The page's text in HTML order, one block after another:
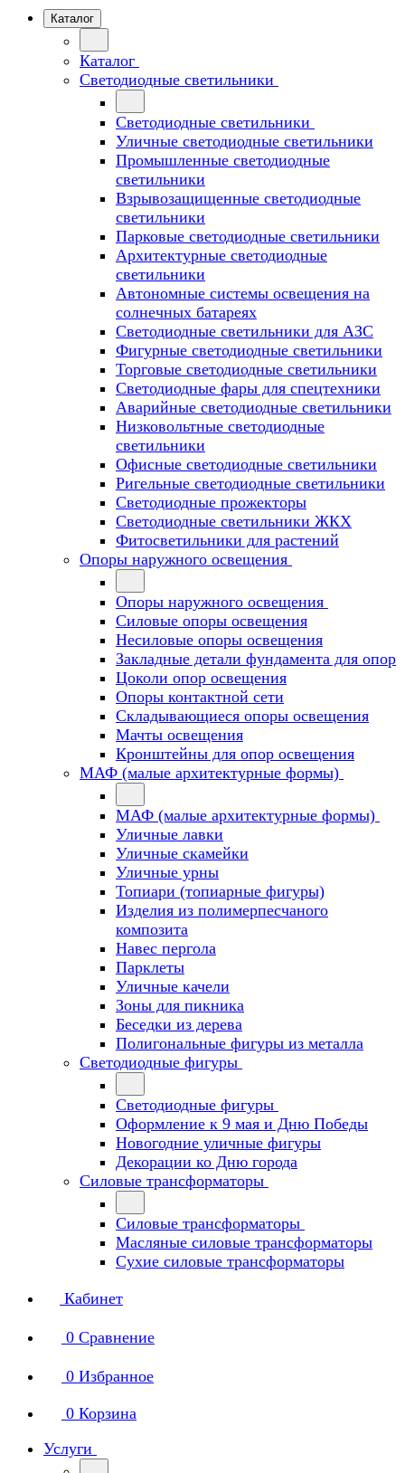
Каталог
Каталог
Светодиодные светильники
Светодиодные светильники
Уличные светодиодные светильники
Промышленные светодиодные
светильники
Взрывозащищенные светодиодные
светильники
Парковые светодиодные светильники
Архитектурные светодиодные
светильники
Автономные системы освещения на
солнечных батареях
Светодиодные светильники для АЗС
Фигурные светодиодные светильники
Торговые светодиодные светильники
Cветодиодные фары для спецтехники
Аварийные светодиодные светильники
Низковольтные светодиодные
светильники
Офисные светодиодные светильники
Ригельные светодиодные светильники
Светодиодные прожекторы
Светодиодные светильники ЖКХ
Фитосветильники для растений
Опоры наружного освещения
Опоры наружного освещения
Силовые опоры освещения
Несиловые опоры освещения
Закладные детали фундамента для опор
Цоколи опор освещения
Опоры контактной сети
Cкладывающиеся опоры освещения
Мачты освещения
Кронштейны для опор освещения
МАФ (малые архитектурные формы)
МАФ (малые архитектурные формы)
Уличные лавки
Уличные скамейки
Уличные урны
Топиари (топиарные фигуры)
Изделия из полимерпесчаного
композита
Навес пергола
Парклеты
Уличные качели
Зоны для пикника
Беседки из дерева
Полигональные фигуры из металла
Светодиодные фигуры
Светодиодные фигуры
Оформление к 9 мая и Дню Победы
Новогодние уличные фигуры
Декорации ко Дню города
Силовые трансформаторы
Силовые трансформаторы
Масляные силовые трансформаторы
Сухие силовые трансформаторы
Кабинет
0 Сравнение
0 Избранное
0 Корзина
Услуги